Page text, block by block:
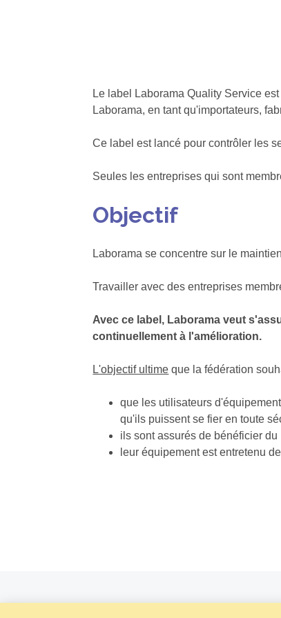
Le label Laborama Quality Service
Laborama, en tant qu'importateurs,
Ce label est lancé pour contrôler les
Seules les entreprises qui sont
Objectif
Laborama se concentre sur le
Travailler avec des entreprises
Avec ce label, Laborama veut
continuellement à l'amélioration.
L'objectif ultime que la fédération
que les utilisateurs
qu'ils puissent se fier en toute
ils sont assurés de bénéficier
leur équipement est entretenu